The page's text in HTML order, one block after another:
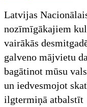
Latvijas
nozīmīgākajiem
vairākās
galveno mājvietu
bagātinot mūsu
un iedvesmojot
ilgtermiņā atbalstīt